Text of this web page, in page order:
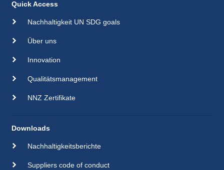
Quick Access
Nachhaltigkeit UN SDG goals
Über uns
Innovation
Qualitätsmanagement
NNZ Zertifikate
Downloads
Nachhaltigkeitsberichte
Suppliers code of conduct